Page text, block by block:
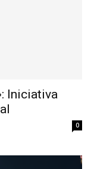
Iniciativa
0